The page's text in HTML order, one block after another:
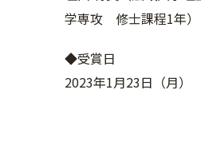
学専攻 修士課程1年）
◆受賞日
2023年1月23日（月）